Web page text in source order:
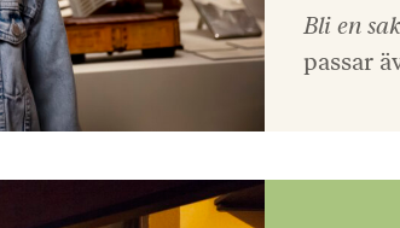
Bli en
passar